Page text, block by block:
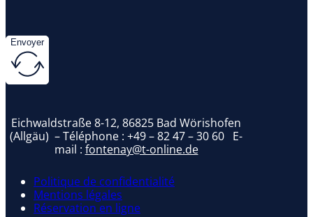
Envoyer
Eichwaldstraße 8-12, 86825 Bad Wörishofen
(Allgäu) – Téléphone : +49 – 82 47 – 30 60 E-
mail : fontenay@t-online.de
Politique de confidentialité
Mentions légales
Réservation en ligne